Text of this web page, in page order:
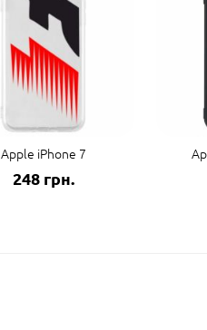
Apple iPhone 7
248 грн.